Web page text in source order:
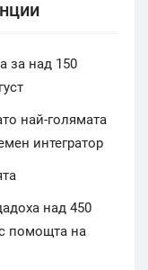
за над 150
най-голямата
интегратор
над 450
помощта на